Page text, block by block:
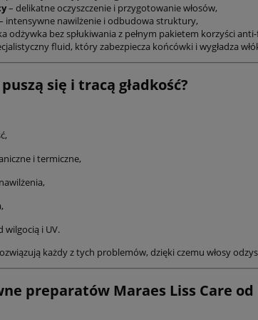
Cebulki,
Reguluje
Regeneruje i
Włosów.
Olejek z
Pokrzywa,
Trychologiczna kuracja
antyandrogenowa ,
wzrostu włosów
178,00 zł
Cena regularna:189,00 zł
Najniższa cena:189,00 zł
do koszyka
– delikatne oczyszczenie i przygotowanie włosów,
intensywne nawilżenie i odbudowa struktury,
odżywka bez spłukiwania z pełnym pakietem korzyści anti-
fluid, który zabezpiecza końcówki i wygładza
się i tracą gładkość?
i termiczne,
wilgocią i UV.
każdy z tych problemów, dzięki czemu włosy
preparatów Maraes Liss Care